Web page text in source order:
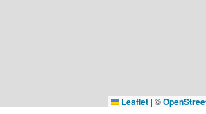
Leaflet | ©